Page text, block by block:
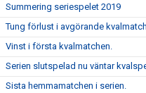
Summering seriespelet 2019
Tung förlust i avgörande
Vinst i första kvalmatchen.
Serien slutspelad nu väntar
Sista hemmamatchen i serien.